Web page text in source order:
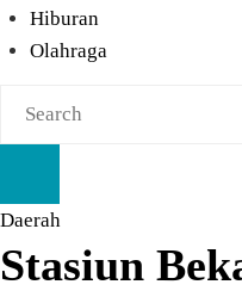
Hiburan
Olahraga
Daerah
Stasiun